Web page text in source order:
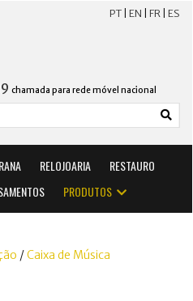
PT EN FR ES
chamada para rede móvel nacional
RELOJOARIA
RESTAURO
PRODUTOS
/Caixa de Música